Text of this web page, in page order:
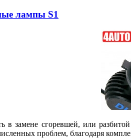
лампы S1
в замене сгоревшей, или
проблем, благодаря